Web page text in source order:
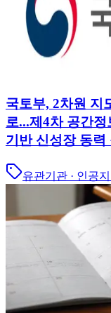
국토부, 2차원 지
로...제4차 공간
기반 신성장 동력
유관기관 · 인공